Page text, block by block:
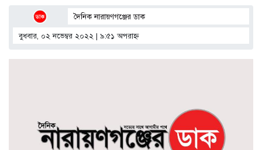
দৈনিক নারায়ণগঞ্জের ডাক
বুধবার, ০২ নভেম্বর ২০২২ | ৯:৫১ অপরাহ্ণ